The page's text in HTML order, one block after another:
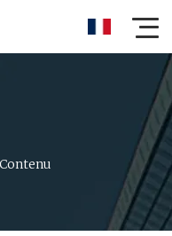
Contenu